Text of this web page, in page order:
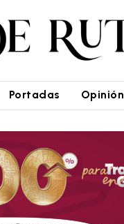
Portadas Opinión